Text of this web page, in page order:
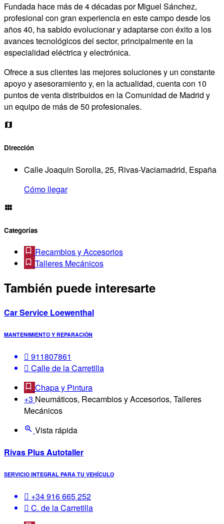
Fundada hace más de 4 décadas por Miguel Sánchez,
profesional con gran experiencia en este campo desde los
años 40, ha sabido evolucionar y adaptarse con éxito a los
avances tecnológicos del sector, principalmente en la
especialidad eléctrica y electrónica.
Ofrece a sus clientes las mejores soluciones y un constante
apoyo y asesoramiento y, en la actualidad, cuenta con 10
puntos de venta distribuidos en la Comunidad de Madrid y
un equipo de más de 50 profesionales.
Dirección
Calle Joaquin Sorolla, 25, Rivas-Vaciamadrid, España
Cómo llegar
Categorías
Recambios y Accesorios
Talleres Mecánicos
También puede interesarte
Car Service Loewenthal
MANTENIMIENTO Y REPARACIÓN
911807861
Calle de la Carretilla
Chapa y Pintura
+3 Neumáticos, Recambios y Accesorios, Talleres
Mecánicos
Vista rápida
Rivas Plus Autotaller
SERVICIO INTEGRAL PARA TU VEHÍCULO
+34 916 665 252
C. de la Carretilla